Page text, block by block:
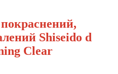
Shiseido d
Clear